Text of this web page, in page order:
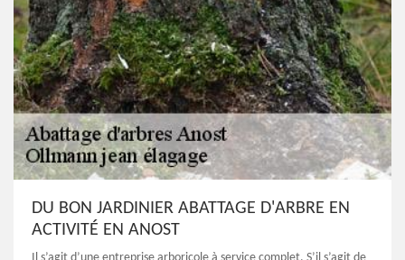
DU BON JARDINIER ABATTAGE D'ARBRE EN
ACTIVITÉ EN ANOST